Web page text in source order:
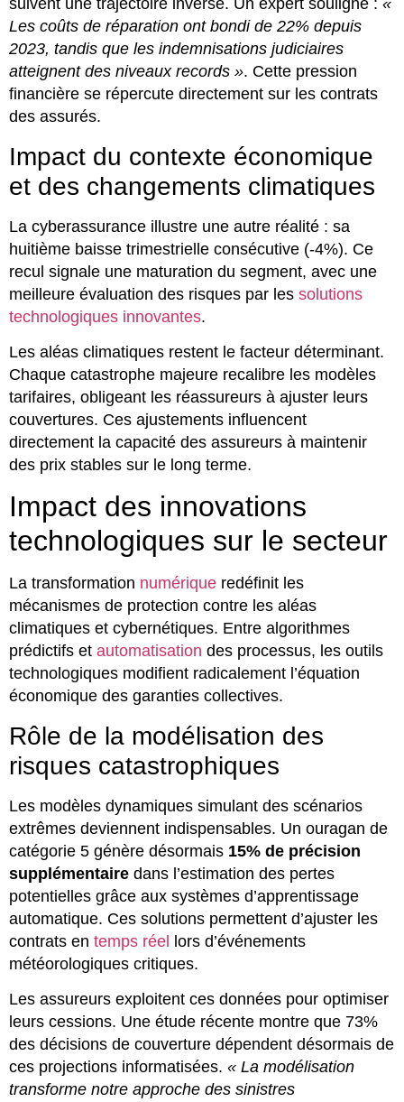
suivent une trajectoire inverse. Un expert souligne : «
Les coûts de réparation ont bondi de 22% depuis
2023, tandis que les indemnisations judiciaires
atteignent des niveaux records ». Cette pression
financière se répercute directement sur les contrats
des assurés.
Impact du contexte économique
et des changements climatiques
La cyberassurance illustre une autre réalité : sa
huitième baisse trimestrielle consécutive (-4%). Ce
recul signale une maturation du segment, avec une
meilleure évaluation des risques par les solutions
technologiques innovantes.
Les aléas climatiques restent le facteur déterminant.
Chaque catastrophe majeure recalibre les modèles
tarifaires, obligeant les réassureurs à ajuster leurs
couvertures. Ces ajustements influencent
directement la capacité des assureurs à maintenir
des prix stables sur le long terme.
Impact des innovations
technologiques sur le secteur
La transformation numérique redéfinit les
mécanismes de protection contre les aléas
climatiques et cybernétiques. Entre algorithmes
prédictifs et automatisation des processus, les outils
technologiques modifient radicalement l’équation
économique des garanties collectives.
Rôle de la modélisation des
risques catastrophiques
Les modèles dynamiques simulant des scénarios
extrêmes deviennent indispensables. Un ouragan de
catégorie 5 génère désormais 15% de précision
supplémentaire dans l’estimation des pertes
potentielles grâce aux systèmes d’apprentissage
automatique. Ces solutions permettent d’ajuster les
contrats en temps réel lors d’événements
météorologiques critiques.
Les assureurs exploitent ces données pour optimiser
leurs cessions. Une étude récente montre que 73%
des décisions de couverture dépendent désormais de
ces projections informatisées. « La modélisation
transforme notre approche des sinistres